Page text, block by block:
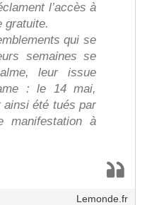
l’accès à
gratuite.
qui se
semaines se
leur issue
: le 14 mai,
ainsi été tués par
manifestation à
Lemonde.fr